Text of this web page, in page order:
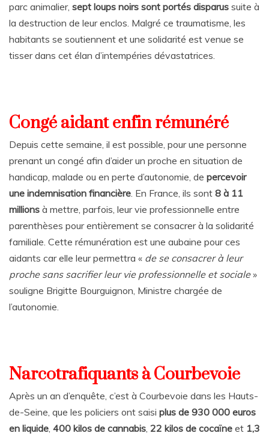
parc animalier, sept loups noirs sont portés disparus suite à
la destruction de leur enclos. Malgré ce traumatisme, les
habitants se soutiennent et une solidarité est venue se
tisser dans cet élan d’intempéries dévastatrices.
Congé aidant enfin rémunéré
Depuis cette semaine, il est possible, pour une personne
prenant un congé afin d’aider un proche en situation de
handicap, malade ou en perte d’autonomie, de percevoir
une indemnisation financière. En France, ils sont 8 à 11
millions à mettre, parfois, leur vie professionnelle entre
parenthèses pour entièrement se consacrer à la solidarité
familiale. Cette rémunération est une aubaine pour ces
aidants car elle leur permettra « de se consacrer à leur
proche sans sacrifier leur vie professionnelle et sociale»
souligne Brigitte Bourguignon, Ministre chargée de
l’autonomie.
Narcotrafiquants à Courbevoie
Après un an d’enquête, c’est à Courbevoie dans les Hauts-
de-Seine, que les policiers ont saisi plus de 930 000 euros
en liquide, 400 kilos de cannabis, 22 kilos de cocaïne et 1,3